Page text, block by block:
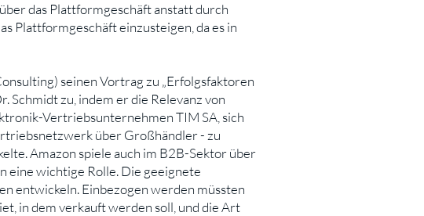
das Plattformgeschäft anstatt durch
Plattformgeschäft einzusteigen, da es in
seinen Vortrag zu „Erfolgsfaktoren
zu, indem er die Relevanz von
Vertriebsunternehmen TIM SA, sich
über Großhändler - zu
Amazon spiele auch im B2B-Sektor über
eine wichtige Rolle. Die geeignete
entwickeln. Einbezogen werden müssten
in dem verkauft werden soll, und die Art